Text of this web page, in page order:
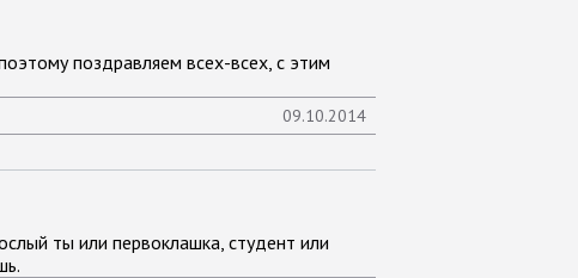
поздравляем всех-всех, с этим
09.10.2014
ты или первоклашка, студент или